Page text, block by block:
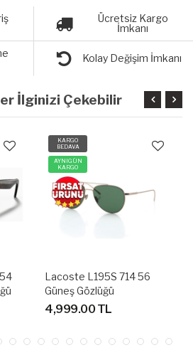
Ücretsiz Kargo
İmkanı
Kolay Değişim İmkanı
İlginizi Çekebilir
KARGO
BEDAVA
AYNIGÜN
KARGO
Lacoste L195S 714 56
Güneş Gözlüğü
4,999.00 TL